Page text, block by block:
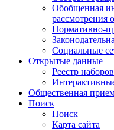
Обобщенная
рассмотрения
Нормативно-
Социальные
Открытые данные
Реестр
Общественная
Поиск
Поиск
Карта сайта